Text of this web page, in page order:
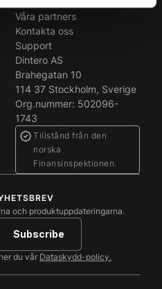
Våra partners
Kontakta oss
Support
Dintero AS
Brahegatan 10
114 37 Stockholm, Sverige
Org.nummer: 502096-
1743
Tillstånd från den
norska
Finansinspektionen.
och produktuppdateringarna.
du vår Dataskydd-policy.